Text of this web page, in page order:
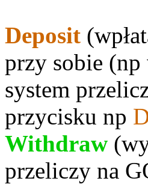
Deposit
przy sobie
system
przycisku np
Withdraw
przeliczy na